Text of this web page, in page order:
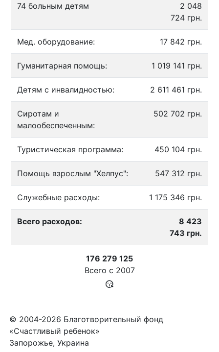
74 больным детям
2 048
724 грн.
Мед. оборудование: 17 842 грн.
Гуманитарная помощь: 1 019 141 грн.
Детям с инвалидностью: 2 611 461 грн.
Сиротам и
малообеспеченным:
502 702 грн.
Туристическая программа: 450 104 грн.
Помощь взрослым "Хелпус": 547 312 грн.
Служебные расходы: 1 175 346 грн.
Всего расходов:
8 423
743 грн.
176 279 125
Всего с 2007
© 2004-2026 Благотворительный фонд
«Счастливый ребенок»
Запорожье, Украина